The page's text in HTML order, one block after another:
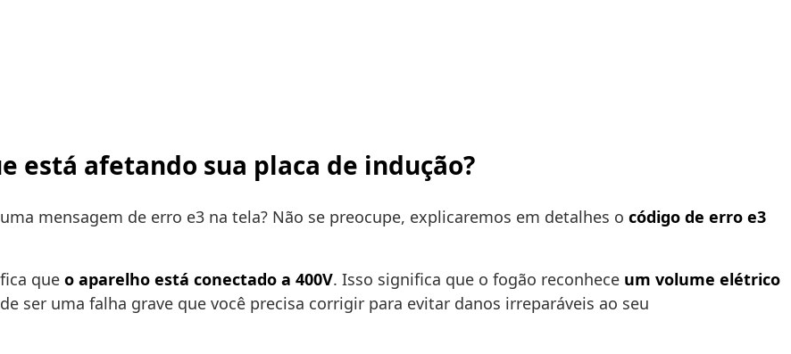
está afetando sua placa de indução?
mensagem de erro e3 na tela? Não se preocupe, explicaremos em detalhes o código de erro e3
que o aparelho está conectado a 400V. Isso significa que o fogão reconhece um volume elétrico
ser uma falha grave que você precisa corrigir para evitar danos irreparáveis ao seu